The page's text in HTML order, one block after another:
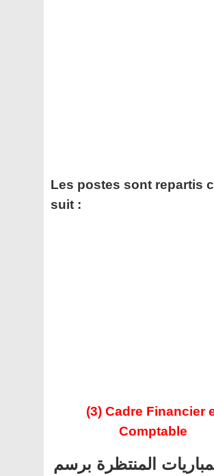
Les postes sont repartis
suit :
(3) Cadre Financier
Comptable
المنتظرة برسم